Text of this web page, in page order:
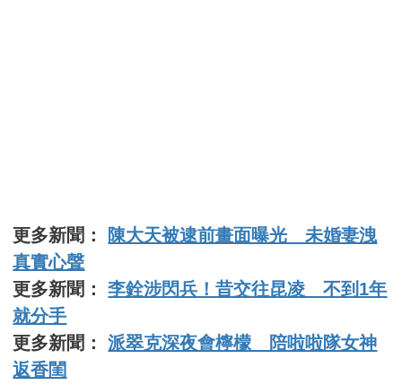
更多新聞：
陳大天被逮前畫面曝光 未婚妻洩
真實心聲
更多新聞：李銓涉閃兵！昔交往昆凌 不到1年
就分手
更多新聞：派翠克深夜會檸檬 陪啦啦隊女神
返香閨